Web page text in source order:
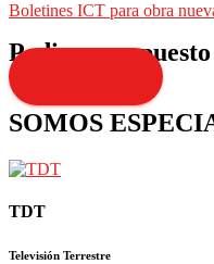
Boletines ICT para obra
Pedir
SOMOS
TDT
Televisión Terrestre